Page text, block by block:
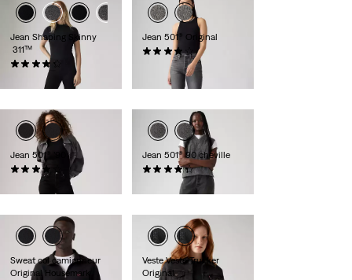
Jean Shaping Skinny
311™
(2854)
Jean 501® Original
(1094)
120,00 €
Jean 501® ’90
(734)
110,00 €
Jean 501® 90 cheville
(300)
Sweat col camionneur
Original Housemark
Veste Veste Trucker
Original